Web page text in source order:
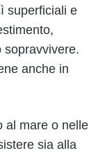
superficiali e
sopravvivere.
anche in
al mare o nelle
sia alla